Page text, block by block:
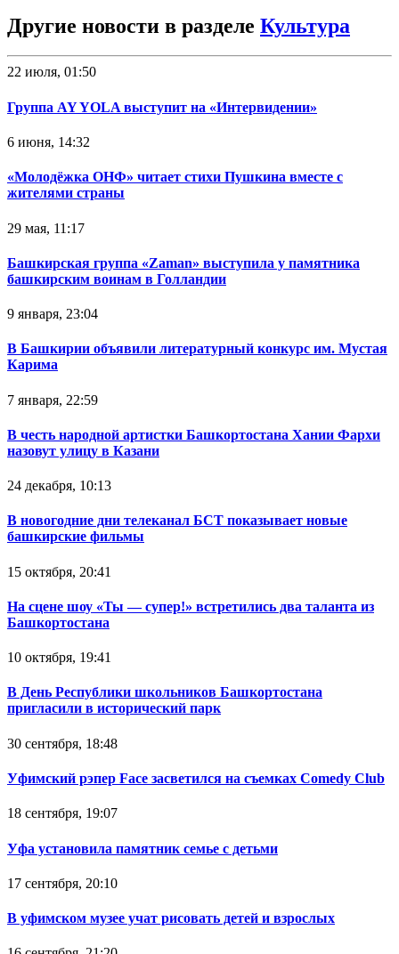
Другие новости в разделе Культура
22 июля, 01:50
Группа AY YOLA выступит на «Интервидении»
6 июня, 14:32
«Молодёжка ОНФ» читает стихи Пушкина вместе с
жителями страны
29 мая, 11:17
Башкирская группа «Zaman» выступила у памятника
башкирским воинам в Голландии
9 января, 23:04
В Башкирии объявили литературный конкурс им. Мустая
Карима
7 января, 22:59
В честь народной артистки Башкортостана Хании Фархи
назовут улицу в Казани
24 декабря, 10:13
В новогодние дни телеканал БСТ показывает новые
башкирские фильмы
15 октября, 20:41
На сцене шоу «Ты — супер!» встретились два таланта из
Башкортостана
10 октября, 19:41
В День Республики школьников Башкортостана
пригласили в исторический парк
30 сентября, 18:48
Уфимский рэпер Face засветился на съемках Comedy Club
18 сентября, 19:07
Уфа установила памятник семье с детьми
17 сентября, 20:10
В уфимском музее учат рисовать детей и взрослых